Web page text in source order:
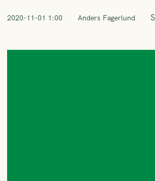
2020-11-01 1:00 Anders Fagerlund